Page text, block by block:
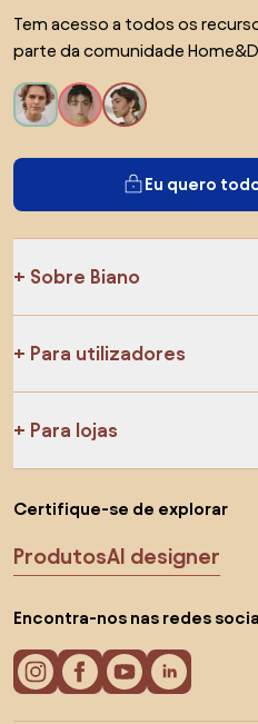
Tem acesso a todos os
parte da comunidade
Eu quero
Sobre Biano
Para utilizadores
Para lojas
Certifique-se de explorar
ProdutosAI designer
Encontra-nos nas redes